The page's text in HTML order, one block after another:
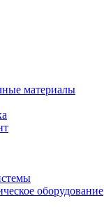
материалы
оборудование